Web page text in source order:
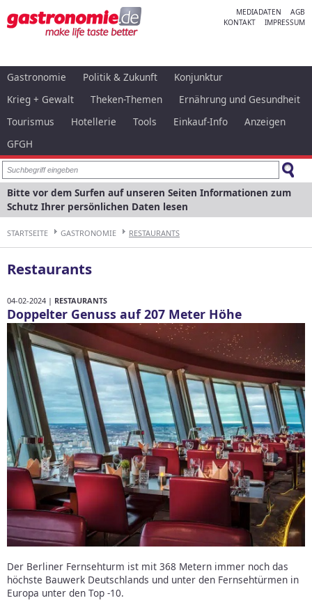
MEDIADATEN
AGB
KONTAKT
IMPRESSUM
Gastronomie Politik & Zukunft
Konjunktur
Krieg + Gewalt
Theken-Themen
Ernährung und Gesundheit
Tourismus
Hotellerie Tools Einkauf-Info
Anzeigen
GFGH
Bitte vor dem Surfen auf unseren Seiten Informationen zum
Schutz Ihrer persönlichen Daten lesen
STARTSEITE GASTRONOMIE RESTAURANTS
Restaurants
04-02-2024 | RESTAURANTS
Doppelter Genuss auf 207 Meter Höhe
Der Berliner Fernsehturm ist mit 368 Metern immer noch das
höchste Bauwerk Deutschlands und unter den Fernsehtürmen in
Europa unter den Top -10.